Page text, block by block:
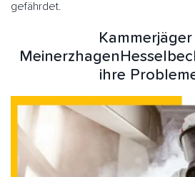
gefährdet.
Kammerjäger
ihre